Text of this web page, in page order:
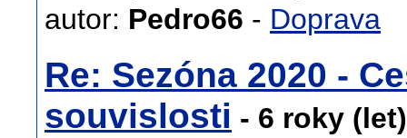
autor: Pedro66 - Doprava
Re: Sezóna 2020 -
souvislosti - 6 roky